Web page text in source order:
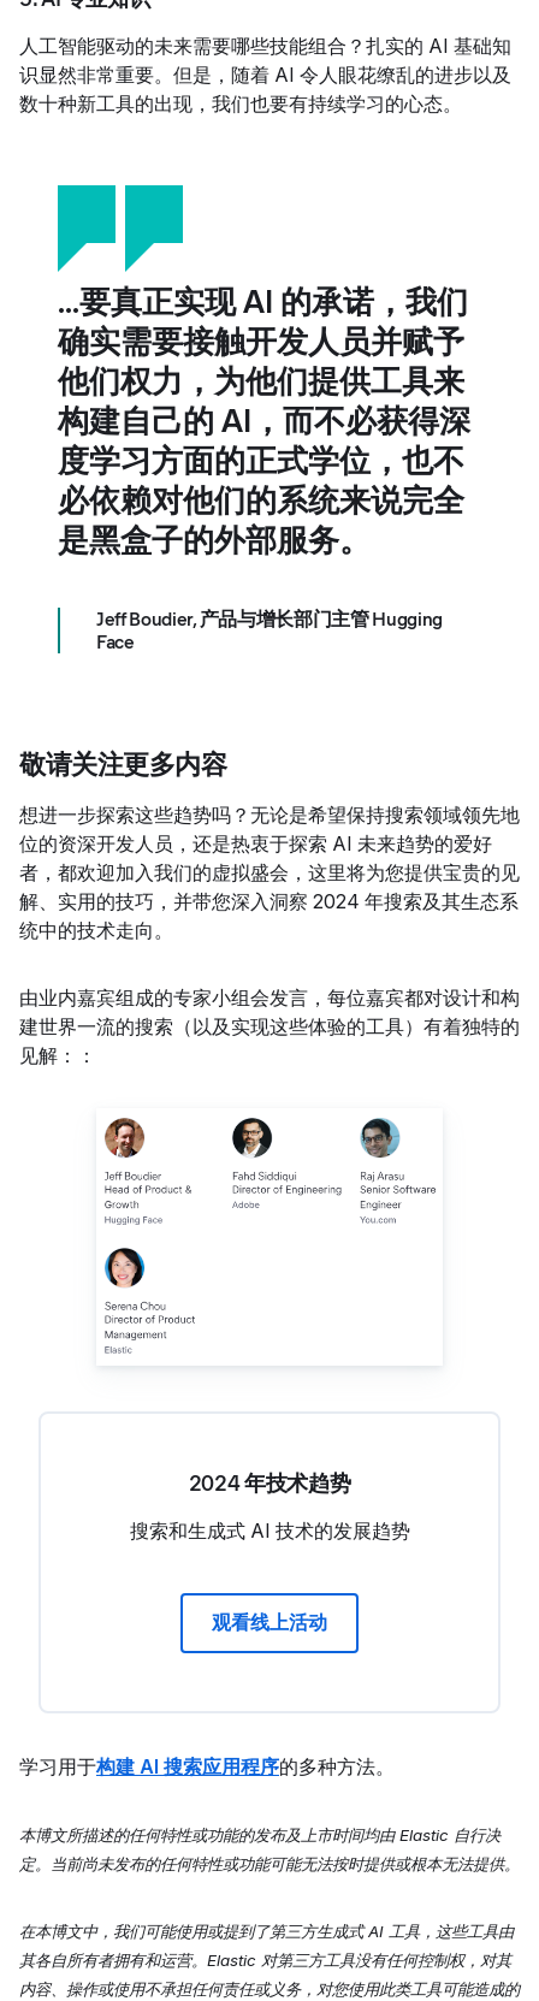
人工智能驱动的未来需要哪些技能组合？扎实的 AI 基础知
识显然非常重要。但是，随着 AI 令人眼花缭乱的进步以及
数十种新工具的出现，我们也要有持续学习的心态。
...要真正实现 AI 的承诺，我们
确实需要接触开发人员并赋予
他们权力，为他们提供工具来
构建自己的 AI，而不必获得深
度学习方面的正式学位，也不
必依赖对他们的系统来说完全
是黑盒子的外部服务。
Jeff Boudier,产品与增长部门主管 Hugging
Face
敬请关注更多内容
想进一步探索这些趋势吗？无论是希望保持搜索领域领先地
位的资深开发人员，还是热衷于探索 AI 未来趋势的爱好
者，都欢迎加入我们的虚拟盛会，这里将为您提供宝贵的见
解、实用的技巧，并带您深入洞察 2024 年搜索及其生态系
统中的技术走向。
由业内嘉宾组成的专家小组会发言，每位嘉宾都对设计和构
建世界一流的搜索（以及实现这些体验的工具）有着独特的
见解：：
2024 年技术趋势
搜索和生成式 AI 技术的发展趋势
观看线上活动
学习用于构建 AI 搜索应用程序的多种方法。
本博文所描述的任何特性或功能的发布及上市时间均由 Elastic 自行决
定。当前尚未发布的任何特性或功能可能无法按时提供或根本无法提供。
在本博文中，我们可能使用或提到了第三方生成式 AI 工具，这些工具由
其各自所有者拥有和运营。Elastic 对第三方工具没有任何控制权，对其
内容、操作或使用不承担任何责任或义务，对您使用此类工具可能造成的